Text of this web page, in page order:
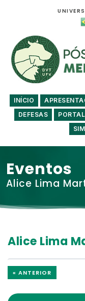
INÍCIO
DEFESAS
Eventos
Alice Lima
Alice Lima
« ANTERIOR